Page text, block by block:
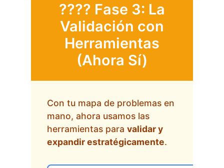
???? Fase 3: La
Validación con
Herramientas
(Ahora Sí)
Con tu mapa de problemas en
mano, ahora usamos las
herramientas para validar y
expandir estratégicamente.